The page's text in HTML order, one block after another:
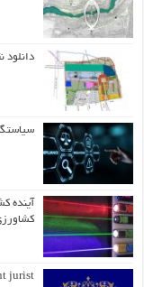
دانلود
آینده
jurist